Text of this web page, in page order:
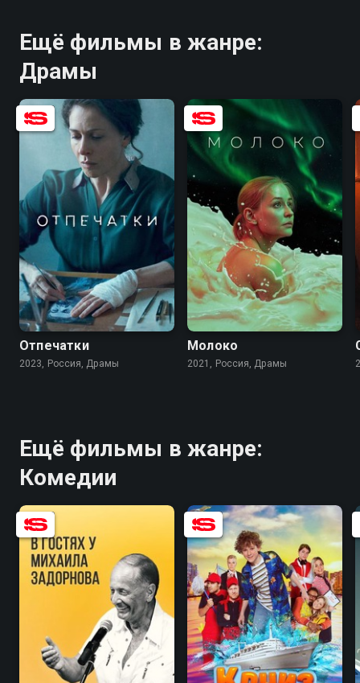
Ещё фильмы в жанре:
Драмы
6.6
Отпечатки
2023, Россия, Драмы
6.8 6.6
Молоко
2021, Россия, Драмы
Ещё фильмы в жанре:
Комедии